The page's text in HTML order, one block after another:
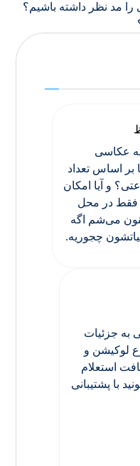
را مد نظر داشته باشیم؟
عکاسی
بر اساس تعداد
و آیا امکان
فقط در محل
می‌شم اگه
چجوریه.
به جزئیات
لوکیشن و
استعلام
با پشتیبانی